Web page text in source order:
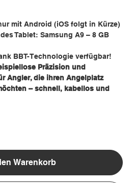
mit Android (iOS folgt in Kürze)
Tablet: Samsung A9 – 8 GB
BBT-Technologie verfügbar!
Präzision und
Angler, die ihren Angelplatz
– schnell, kabellos und
Warenkorb